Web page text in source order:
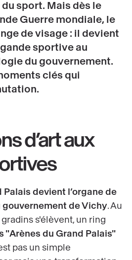
sport. Mais dès le
Guerre mondiale, le
de visage : il devient
sportive au
du gouvernement.
clés qui
d’art aux
Palais devient l’organe de
de Vichy. Au
s'élèvent, un ring
"Arènes du Grand Palais"
pas un simple